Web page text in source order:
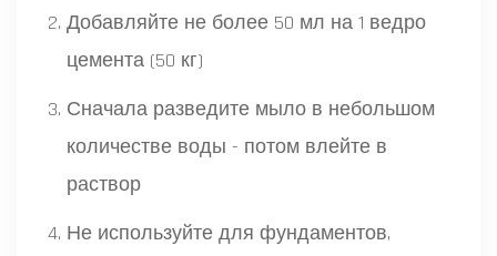
Добавляйте не более 50 мл на 1 ведро
цемента (50 кг)
Сначала разведите мыло в небольшом
количестве воды - потом влейте в
раствор
Не используйте для фундаментов,